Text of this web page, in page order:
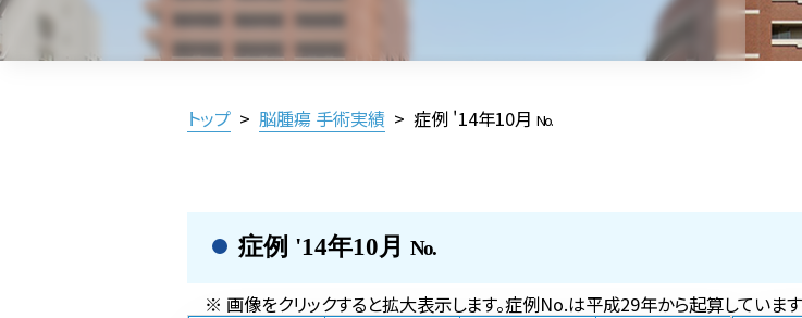
トップ > 脳腫瘍 手術実績 > 症例 '14年10月No.
症例 '14年10月 No.
※ 画像をクリックすると拡大表示します。症例No.は平成29年から起算しています